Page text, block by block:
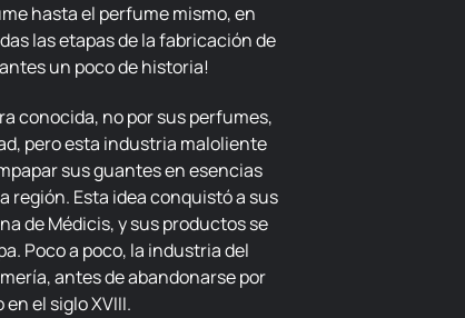
las etapas de la fabricación de
un poco de historia!
pero esta industria maloliente
sus guantes en esencias
región. Esta idea conquistó a sus
de Médicis, y sus productos se
Poco a poco, la industria del
antes de abandonarse por
el siglo XVIII.